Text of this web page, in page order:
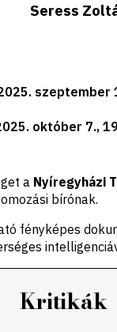
Seress
szeptember
október 7.,
a Nyíregyházi
bírónak.
fényképes
Kritikák